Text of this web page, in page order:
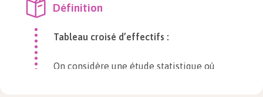
Définition
Tableau croisé d’effectifs :
On considère une étude statistique où